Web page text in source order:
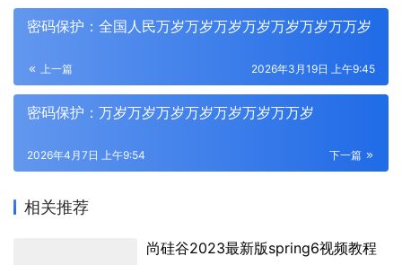
密码保护：全国人民万岁万岁万岁万岁万岁万岁万万岁
上一篇 2026年3月19日 上午9:45
密码保护：万岁万岁万岁万岁万岁万岁万万岁
下一篇
2026年4月7日 上午9:54
相关推荐
尚硅谷2023最新版spring6视频教程